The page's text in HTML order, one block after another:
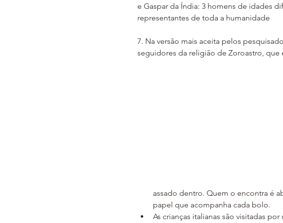
e Gaspar da Índia: 3 homens de idades
representantes de toda a humanidade
7. Na versão mais aceita pelos
seguidores da religião de Zoroastro, que
assado dentro. Quem o encontra é
papel que acompanha cada bolo.
As crianças italianas são visitadas